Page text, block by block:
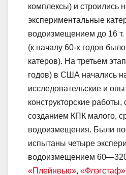
комплексы) и строились
экспериментальные
водоизмещением до 16
(к началу 60-х годов
катеров). На третьем
годов) в США начались
исследовательские и
конструкторские
созданием КПК малого,
водоизмещения. Были
испытаны четыре
водоизмещением
«Плейнвью», «Флэгстаф»